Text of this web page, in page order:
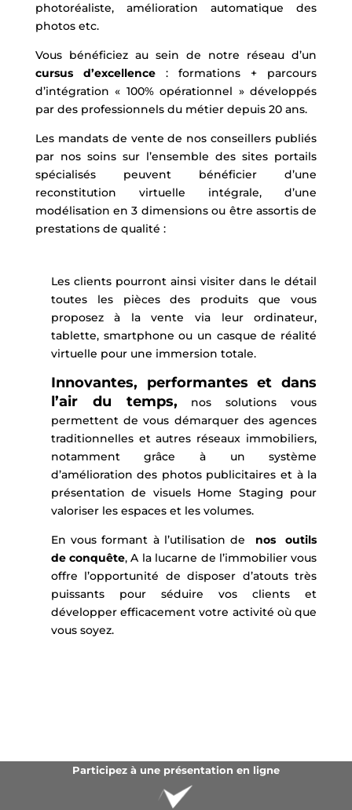
photoréaliste, amélioration automatique des
photos etc.
Vous bénéficiez au sein de notre réseau d’un
cursus d’excellence: formations + parcours
d’intégration « 100% opérationnel » développés
par des professionnels du métier depuis 20 ans.
Les mandats de vente de nos conseillers publiés
par nos soins sur l’ensemble des sites portails
spécialisés peuvent bénéficier d’une
reconstitution virtuelle intégrale, d’une
modélisation en 3 dimensions ou être assortis de
prestations de qualité :
Les clients pourront ainsi visiter dans le détail
toutes les pièces des produits que vous
proposez à la vente via leur ordinateur,
tablette, smartphone ou un casque de réalité
virtuelle pour une immersion totale.
Innovantes, performantes et dans
l’air du temps, nos solutions vous
permettent de vous démarquer des agences
traditionnelles et autres réseaux immobiliers,
notamment grâce à un système
d’amélioration des photos publicitaires et à la
présentation de visuels Home Staging pour
valoriser les espaces et les volumes.
En vous formant à l’utilisation de nos outils
de conquête, A la lucarne de l’immobilier vous
offre l’opportunité de disposer d’atouts très
puissants pour séduire vos clients et
développer efficacement votre activité où que
vous soyez.
Participez à une présentation en ligne